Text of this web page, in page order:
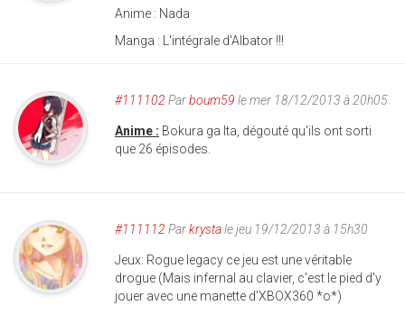
Anime : Nada
Manga : L'intégrale d'Albator !!!
#111102 Parboum59 le mer 18/12/2013 à 20h05
Anime : Bokura ga Ita, dégouté qu'ils ont sorti
que 26 épisodes.
#111112 Parkrystale jeu 19/12/2013 à 15h30
Jeux: Rogue legacy ce jeu est une véritable
drogue (Mais infernal au clavier, c'est le pied d'y
jouer avec une manette d'XBOX360 *o*)